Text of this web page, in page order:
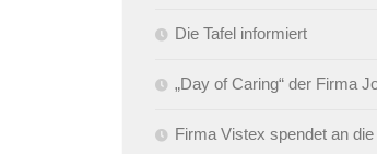
Die Tafel informiert
„Day of Caring“ der Firma
Firma Vistex spendet an die